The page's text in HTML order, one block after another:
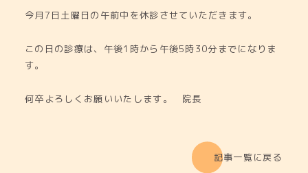
お知らせ
今月7日土曜日の午前中を休診させていただきます。
この日の診療は、午後1時から午後5時30分までになりま
す。
何卒よろしくお願いいたします。 院長
記事一覧に戻る